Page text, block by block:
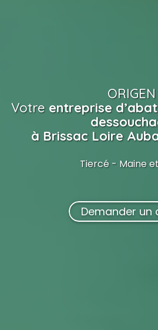
ORIGEN
Votre entreprise
à Brissac Loire
Tiercé - Maine
Demander un